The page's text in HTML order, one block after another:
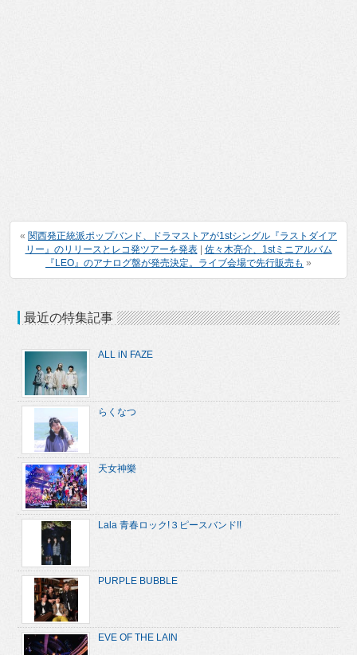
« 関西発正統派ポップバンド、ドラマストアが1stシングル『ラストダイア
リー』のリリースとレコ発ツアーを発表| 佐々木亮介、1stミニアルバム
『LEO』のアナログ盤が発売決定。ライブ会場で先行販売も »
最近の特集記事
ALL iN FAZE
らくなつ
天女神樂
Lala 青春ロック!３ピースバンド!!
PURPLE BUBBLE
EVE OF THE LAIN